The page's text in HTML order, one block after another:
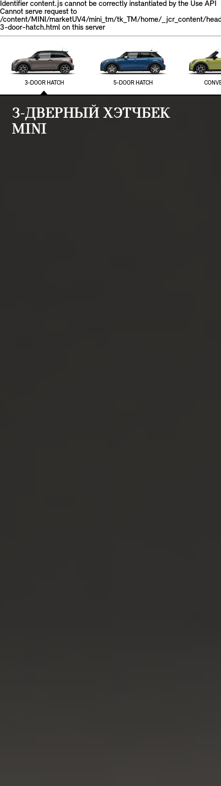
Identifier content.js cannot be correctly instantiated by the Use API
Cannot serve request to
/content/MINI/marketUV4/mini_tm/tk_TM/home/_jcr_content/
3-door-hatch.html on this server
3-DOOR HATCH 5-DOOR HATCH
3-ДВЕРНЫЙ ХЭТЧБЕК
MINI